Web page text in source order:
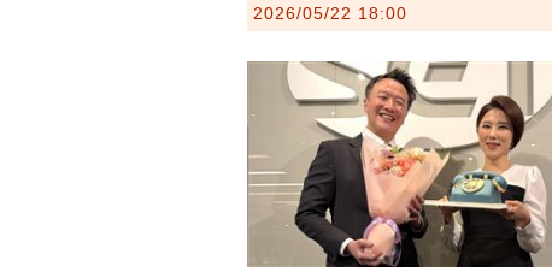
2026/05/22 18:00